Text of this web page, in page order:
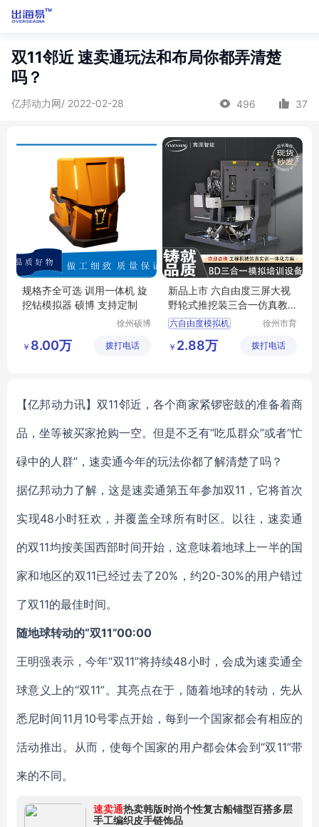
双11邻近 速卖通玩法和布局你都弄清楚
吗？
亿邦动力网/ 2022-02-28 496 37
规格齐全可选 训用一体机 旋
挖钻模拟器 硕博 支持定制
徐州硕博
有限公司
￥ 8.00万 拨打电话
新品上市 六自由度三屏大视
野轮式推挖装三合一仿真教
学模拟器 育洋
六自由度模拟机
仿真教学模拟器
徐州市育
技有限公
￥ 2.88万 拨打电话
【亿邦动力讯】双11邻近，各个商家紧锣密鼓的准备着商
品，坐等被买家抢购一空。但是不乏有“吃瓜群众”或者“忙
碌中的人群”，速卖通今年的玩法你都了解清楚了吗？
据亿邦动力了解，这是速卖通第五年参加双11，它将首次
实现48小时狂欢，并覆盖全球所有时区。以往，速卖通
的双11均按美国西部时间开始，这意味着地球上一半的国
家和地区的双11已经过去了20%，约20-30%的用户错过
了双11的最佳时间。
随地球转动的“双11”00:00
王明强表示，今年“双11”将持续48小时，会成为速卖通全
球意义上的“双11”。其亮点在于，随着地球的转动，先从
悉尼时间11月10号零点开始，每到一个国家都会有相应的
活动推出。从而，使每个国家的用户都会体会到“双11”带
来的不同。
速卖通热卖韩版时尚个性复古船锚型百搭多层
手工编织皮手链饰品